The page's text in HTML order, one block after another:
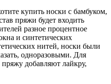
купить носки с бамбуком,
пряжи будет входить
разное процентное
и синтетических
нитей, носки были
одноразовыми. Для
добавляют лайкру,